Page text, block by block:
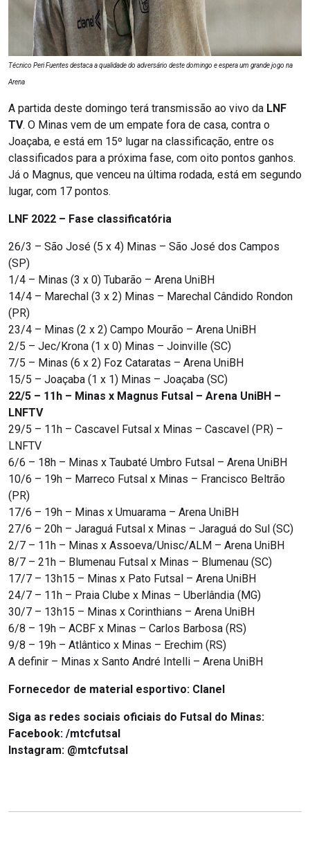
Técnico Peri Fuentes destaca a qualidade do adversário deste domingo e espera um grande jogo na
Arena
A partida deste domingo terá transmissão ao vivo da LNF
TV. O Minas vem de um empate fora de casa, contra o
Joaçaba, e está em 15º lugar na classificação, entre os
classificados para a próxima fase, com oito pontos ganhos.
Já o Magnus, que venceu na última rodada, está em segundo
lugar, com 17 pontos.
LNF 2022 – Fase classificatória
26/3 – São José (5 x 4) Minas – São José dos Campos
(SP)
1/4 – Minas (3 x 0) Tubarão – Arena UniBH
14/4 – Marechal (3 x 2) Minas – Marechal Cândido Rondon
(PR)
23/4 – Minas (2 x 2) Campo Mourão – Arena UniBH
2/5 – Jec/Krona (1 x 0) Minas – Joinville (SC)
7/5 – Minas (6 x 2) Foz Cataratas – Arena UniBH
15/5 – Joaçaba (1 x 1) Minas – Joaçaba (SC)
22/5 – 11h – Minas x Magnus Futsal – Arena UniBH –
LNFTV
29/5 – 11h – Cascavel Futsal x Minas – Cascavel (PR) –
LNFTV
6/6 – 18h – Minas x Taubaté Umbro Futsal – Arena UniBH
10/6 – 19h – Marreco Futsal x Minas – Francisco Beltrão
(PR)
17/6 – 19h – Minas x Umuarama – Arena UniBH
27/6 – 20h – Jaraguá Futsal x Minas – Jaraguá do Sul (SC)
2/7 – 11h – Minas x Assoeva/Unisc/ALM – Arena UniBH
8/7 – 21h – Blumenau Futsal x Minas – Blumenau (SC)
17/7 – 13h15 – Minas x Pato Futsal – Arena UniBH
24/7 – 11h – Praia Clube x Minas – Uberlândia (MG)
30/7 – 13h15 – Minas x Corinthians – Arena UniBH
6/8 – 19h – ACBF x Minas – Carlos Barbosa (RS)
9/8 – 19h – Atlântico x Minas – Erechim (RS)
A definir – Minas x Santo André Intelli – Arena UniBH
Fornecedor de material esportivo: Clanel
Siga as redes sociais oficiais do Futsal do Minas:
Facebook: /mtcfutsal
Instagram: @mtcfutsal